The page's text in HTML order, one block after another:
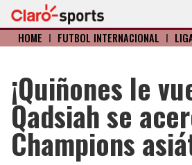
HOME I FÚTBOL INTERNACIONAL I
¡Quiñones le
Qadsiah se
Champions